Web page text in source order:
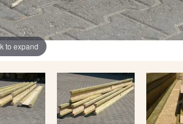
to expand